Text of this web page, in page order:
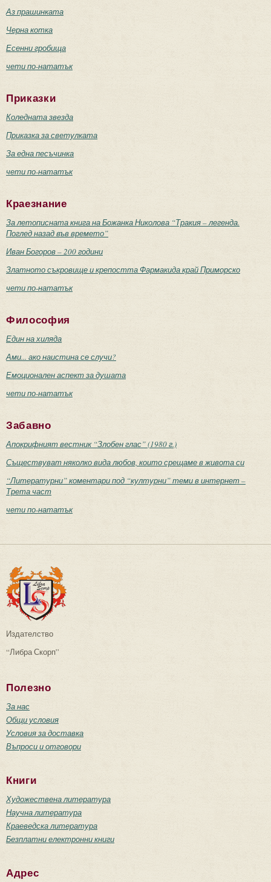
Аз прашинката
Черна котка
Есенни гробища
чети по-нататък
Приказки
Коледната звезда
Приказка за светулката
За една песъчинка
чети по-нататък
Краезнание
За летописната книга на Божанка Николова “Тракия – легенда.
Поглед назад във времето”
Иван Богоров – 200 години
Златното съкровище и крепостта Фармакида край Приморско
чети по-нататък
Философия
Един на хиляда
Ами... ако наистина се случи?
Емоционален аспект за душата
чети по-нататък
Забавно
Апокрифният вестник “Злобен глас” (1980 г.)
Съществуват няколко вида любов, които срещаме в живота си
“Литературни” коментари под “културни” теми в интернет –
Трета част
чети по-нататък
Издателство
“Либра Скорп”
Полезно
За нас
Общи условия
Условия за доставка
Въпроси и отговори
Книги
Художествена литература
Научна литература
Краеведска литература
Безплатни електронни книги
Адрес